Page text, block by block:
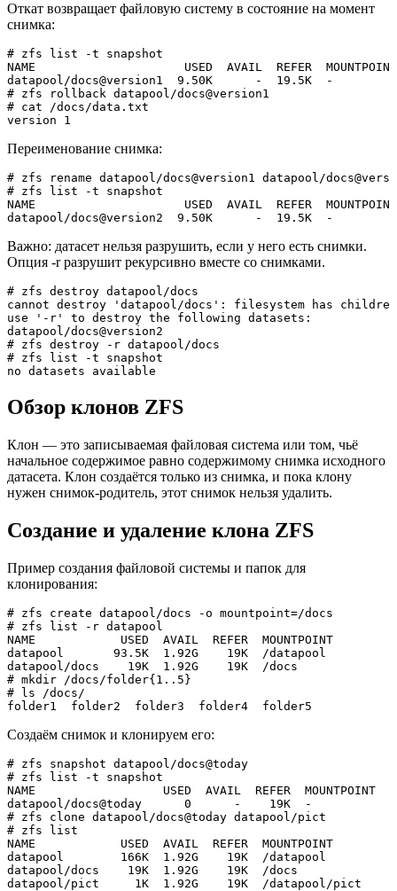
Откат возвращает файловую систему в состояние на момент
снимка:
# zfs list -t snapshot
NAME                     USED  AVAIL  REFER
datapool/docs@version1  9.50K      -  19.5K  -
# zfs rollback datapool/docs@version1
# cat /docs/data.txt
version 1
Переименование снимка:
# zfs rename datapool/docs@version1 datapool/
# zfs list -t snapshot
NAME                     USED  AVAIL  REFER
datapool/docs@version2  9.50K      -  19.5K  -
Важно: датасет нельзя разрушить, если у него есть снимки.
Опция -r разрушит рекурсивно вместе со снимками.
# zfs destroy datapool/docs
cannot destroy 'datapool/docs': filesystem has
use '-r' to destroy the following datasets:
datapool/docs@version2
# zfs destroy -r datapool/docs
# zfs list -t snapshot
no datasets available
Обзор клонов ZFS
Клон — это записываемая файловая система или том, чьё
начальное содержимое равно содержимому снимка исходного
датасета. Клон создаётся только из снимка, и пока клону
нужен снимок-родитель, этот снимок нельзя удалить.
Создание и удаление клона ZFS
Пример создания файловой системы и папок для
клонирования:
# zfs create datapool/docs -o mountpoint=/docs
# zfs list -r datapool
NAME            USED  AVAIL  REFER  MOUNTPOINT
datapool       93.5K  1.92G    19K  /datapool
datapool/docs    19K  1.92G    19K  /docs
# mkdir /docs/folder{1..5}
# ls /docs/
folder1  folder2  folder3  folder4  folder5
Создаём снимок и клонируем его:
# zfs snapshot datapool/docs@today
# zfs list -t snapshot
NAME                  USED  AVAIL  REFER  MOUNTPOINT
datapool/docs@today      0      -    19K  -
# zfs clone datapool/docs@today datapool/pict
# zfs list
NAME            USED  AVAIL  REFER  MOUNTPOINT
datapool        166K  1.92G    19K  /datapool
datapool/docs    19K  1.92G    19K  /docs
datapool/pict     1K  1.92G    19K  /datapool/pict